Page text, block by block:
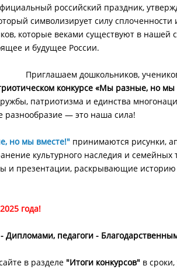
российский праздник,
символизирует силу
которые веками существуют в
и будущее России.
Приглашаем дошкольников,
конкурсе «Мы разные, но мы
патриотизма и единства
разнообразие — это наша сила!
но мы вместе!" принимаются ​рисунки,
культурного наследия и семейных
и презентации, раскрывающие
года!
Дипломами, педагоги -
в разделе "Итоги конкурсов" в